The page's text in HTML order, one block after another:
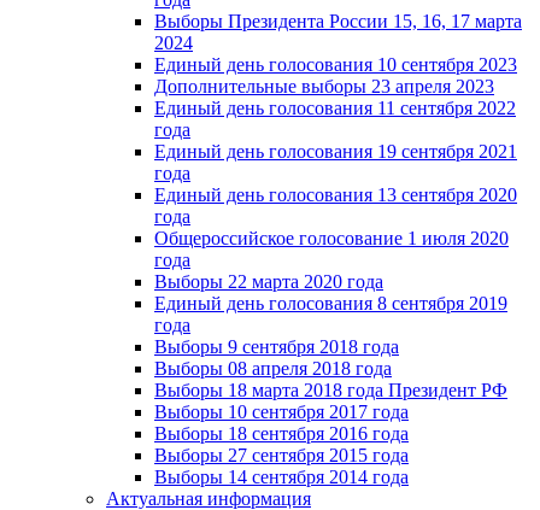
Выборы Президента России 15, 16, 17 марта
2024
Единый день голосования 10 сентября 2023
Дополнительные выборы 23 апреля 2023
Единый день голосования 11 сентября 2022
года
Единый день голосования 19 сентября 2021
года
Единый день голосования 13 сентября 2020
года
Общероссийское голосование 1 июля 2020
года
Выборы 22 марта 2020 года
Единый день голосования 8 сентября 2019
года
Выборы 9 сентября 2018 года
Выборы 08 апреля 2018 года
Выборы 18 марта 2018 года Президент РФ
Выборы 10 сентября 2017 года
Выборы 18 сентября 2016 года
Выборы 27 сентября 2015 года
Выборы 14 сентября 2014 года
Актуальная информация